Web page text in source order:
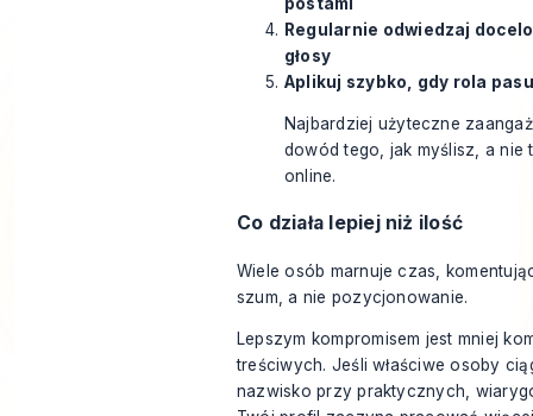
Regularnie odwiedzaj
głosy
Aplikuj szybko, gdy rola
Najbardziej użyteczne
dowód tego, jak myślisz, a nie
online.
Co działa lepiej niż ilość
Wiele osób marnuje czas,
szum, a nie pozycjonowanie.
Lepszym kompromisem jest mniej
treściwych. Jeśli właściwe osoby
nazwisko przy praktycznych,